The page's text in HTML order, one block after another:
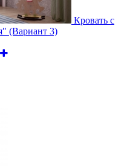
Кровать с
(Вариант 3)